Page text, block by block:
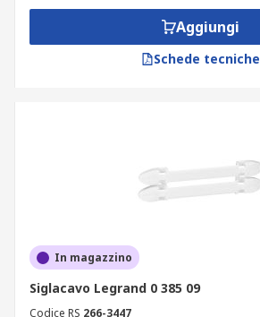
Aggiungi
Schede tecniche
In magazzino
Siglacavo Legrand 0 385 09
Codice RS 266-3447